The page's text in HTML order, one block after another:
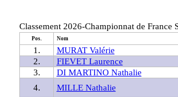
Classement 2026-Championnat de France
Pos. Nom
1. MURAT Valérie
2.
FIEVET Laurence
3.
DI MARTINO Nathalie
4.
MILLE Nathalie